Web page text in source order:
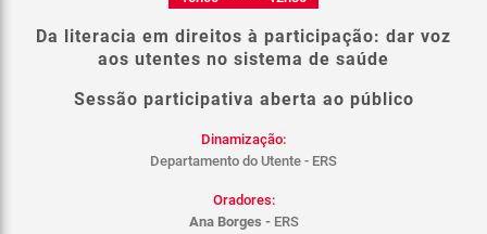
Da literacia em direitos à participação: dar voz
aos utentes no sistema de saúde
Sessão participativa aberta ao público
Dinamização:
Departamento do Utente - ERS
Oradores:
Ana Borges -ERS